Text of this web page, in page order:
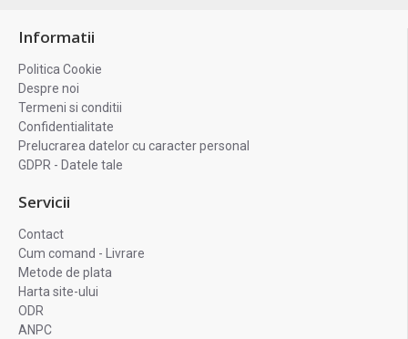
Informatii
Politica Cookie
Despre noi
Termeni si conditii
Confidentialitate
Prelucrarea datelor cu caracter personal
GDPR - Datele tale
Servicii
Contact
Cum comand - Livrare
Metode de plata
Harta site-ului
ODR
ANPC